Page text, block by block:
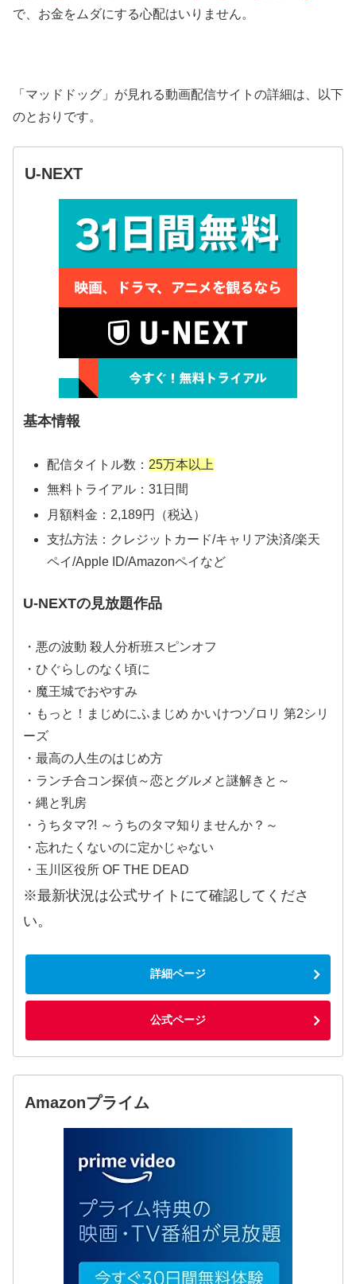
で、お金をムダにする心配はいりません。
「マッドドッグ」が見れる動画配信サイトの詳細は、以下
のとおりです。
U-NEXT
基本情報
配信タイトル数： 25万本以上
無料トライアル：31日間
月額料金：2,189円（税込）
支払方法：クレジットカード/キャリア決済/楽天
ペイ/Apple ID/Amazonペイなど
U-NEXTの見放題作品
・悪の波動 殺人分析班スピンオフ
・ひぐらしのなく頃に
・魔王城でおやすみ
・もっと！まじめにふまじめ かいけつゾロリ 第2シリ
ーズ
・最高の人生のはじめ方
・ランチ合コン探偵～恋とグルメと謎解きと～
・縄と乳房
・うちタマ?! ～うちのタマ知りませんか？～
・忘れたくないのに定かじゃない
・玉川区役所 OF THE DEAD
※最新状況は公式サイトにて確認してくださ
い。
詳細ページ
公式ページ
Amazonプライム